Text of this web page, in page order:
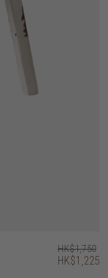
HK$1,750
HK$1,225
HK$6,450
HK$7,950
HK$7,450
HK$5,960
HK$3,450
HK$2,415
HK$4,450
HK$3,115
HK$5,450
HK$3,815
HK$4,950
HK$3,465
HK$3,450
HK$3,950